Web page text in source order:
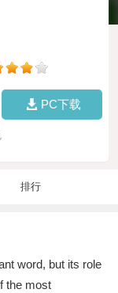
PC下载
排行
word, but its role
the most